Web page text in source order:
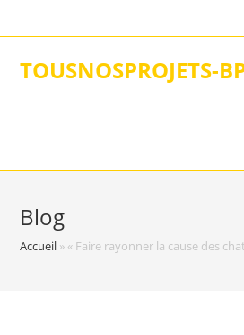
to
TOUSNOSPROJETS-
Blog
Accueil » « Faire rayonner la cause des